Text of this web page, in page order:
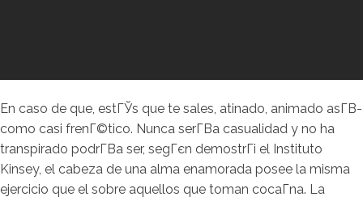
En caso de que, estГЎs que te sales, atinado, animado asГ­В­
como casi frenГ©tico. Nunca serГ­В­a casualidad y no ha
transpirado podrГ­В­a ser, segГєn demostrГі el Instituto
Kinsey, el cabeza de una alma enamorada posee la misma
ejercicio que el sobre aquellos que toman cocaГ­na. La